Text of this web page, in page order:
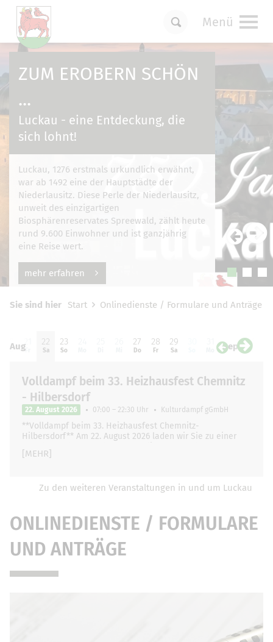
Menü
ZUM EROBERN SCHÖN
...
Luckau - eine Entdeckung, die
sich lohnt!
Luckau, 1276 erstmals urkundlich erwähnt,
war ab 1492 eine der Hauptstädte der
Niederlausitz. Diese Perle der Niederlausitz,
unweit des einzigartigen
Biosphärenreservates Spreewald, zählt heute
rund 9.600 Einwohner und ist ganzjährig
eine Reise wert.
mehr erfahren
Sie sind hier Start Onlinedienste / Formulare und Anträge
20
Do
21
Fr
22
Sa
23
So
27
Do
28
Fr
29
Sa Sep 01
Di
Aug
Volldampf beim 33. Heizhausfest Chemnitz
- Hilbersdorf
22. August 2026 07:00 – 22:30 Uhr Kulturdampf gGmbH
**Volldampf beim 33. Heizhausfest Chemnitz-
Hilbersdorf** Am 22. August 2026 laden wir Sie zu einer
[MEHR]
Zu den weiteren Veranstaltungen in und um Luckau
ONLINEDIENSTE / FORMULARE
UND ANTRÄGE
Um Einstellungen zur Barrierefreiheit
für funktionale Cookiesin den Cookie-